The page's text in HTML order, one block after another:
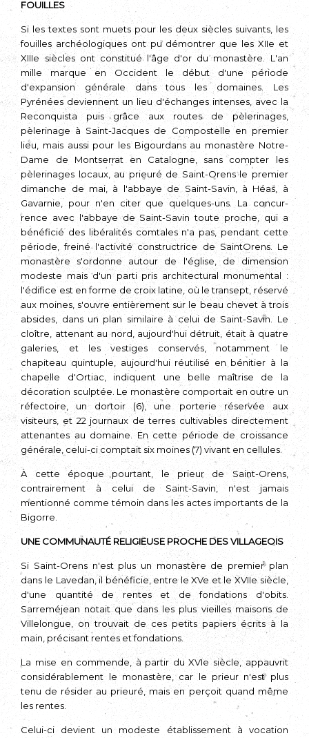
FOUILLES
Si les textes sont muets pour les deux siècles suivants, les
fouilles archéolo­giques ont pu démontrer que les XIIe et
XIIIe siècles ont constitué l'âge d'or du monastère. L'an
mille marque en Occident le début d'une période
d'expansion générale dans tous les domaines. Les
Pyrénées deviennent un lieu d'échanges intenses, avec la
Reconquista puis grâce aux routes de pèlerinages,
pèlerinage à Saint-Jacques de Compostelle en premier
lieu, mais aussi pour les Bigourdans au monastère Notre-
Dame de Montserrat en Catalogne, sans compter les
pèleri­nages locaux, au prieuré de Saint-Orens le premier
dimanche de mai, à l'abbaye de Saint-Savin, à Héas, à
Gavarnie, pour n'en citer que quelques-uns. La concur­
rence avec l'abbaye de Saint-Savin toute proche, qui a
bénéficié des libéralités comtales n'a pas, pendant cette
période, freiné l'activité constructrice de Saint­Orens. Le
monastère s'ordonne autour de l'église, de dimension
modeste mais d'un parti pris architectural monumental :
l'édifice est en forme de croix latine, où le transept, réservé
aux moines, s'ouvre entièrement sur le beau chevet à trois
absides, dans un plan similaire à celui de Saint-Savin. Le
cloître, attenant au nord, aujourd'hui détruit, était à quatre
galeries, et les vestiges conservés, notamment le
chapiteau quintuple, aujourd'hui réutilisé en bénitier à la
chapelle d'Ortiac, indiquent une belle maîtrise de la
décoration sculp­tée. Le monastère comportait en outre un
réfectoire, un dortoir (6), une porterie réservée aux
visiteurs, et 22 journaux de terres cultivables directement
attenantes au domaine. En cette période de crois­sance
générale, celui-ci comptait six moi­nes (7) vivant en cellules.
À cette époque pourtant, le prieur de Saint-Orens,
contrairement à celui de Saint-Savin, n'est jamais
mentionné comme témoin dans les actes importants de la
Bigorre.
UNE COMMUNAUTÉ RELIGIEUSE PROCHE DES VILLAGEOIS
Si Saint-Orens n'est plus un monastère de premier plan
dans le Lavedan, il bénéficie, entre le XVe et le XVIIe siècle,
d'une quantité de rentes et de fondations d'obits.
Sarreméjean notait que dans les plus vieilles maisons de
Villelongue, on trouvait de ces petits papiers écrits à la
main, précisant rentes et fondations.
La mise en commende, à partir du XVIe siècle, appauvrit
considérablement le monastère, car le prieur n'est plus
tenu de résider au prieuré, mais en perçoit quand même
les rentes.
Celui-ci devient un modeste établissement à vocation